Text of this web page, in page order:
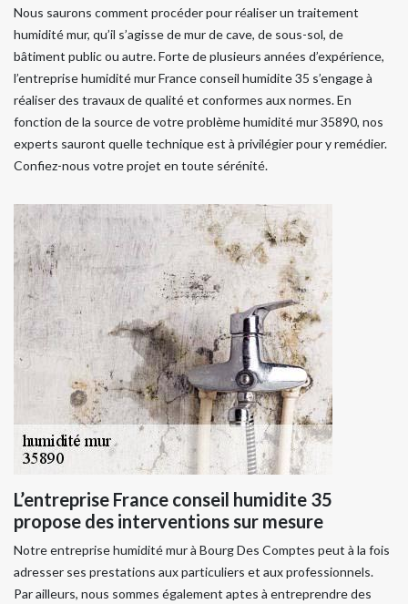
Nous saurons comment procéder pour réaliser un traitement
humidité mur, qu’il s’agisse de mur de cave, de sous-sol, de
bâtiment public ou autre. Forte de plusieurs années d’expérience,
l’entreprise humidité mur France conseil humidite 35 s’engage à
réaliser des travaux de qualité et conformes aux normes. En
fonction de la source de votre problème humidité mur 35890, nos
experts sauront quelle technique est à privilégier pour y remédier.
Confiez-nous votre projet en toute sérénité.
L’entreprise France conseil humidite 35
propose des interventions sur mesure
Notre entreprise humidité mur à Bourg Des Comptes peut à la fois
adresser ses prestations aux particuliers et aux professionnels.
Par ailleurs, nous sommes également aptes à entreprendre des